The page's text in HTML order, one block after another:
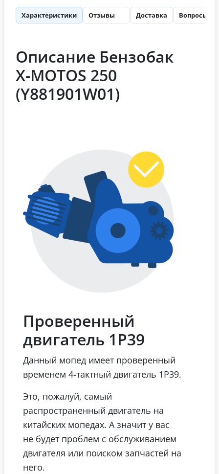
Характеристики Отзывы Доставка Вопросы
Описание Бензобак
X-MOTOS 250
(Y881901W01)
Проверенный
двигатель 1Р39
Данный мопед имеет проверенный
временем 4-тактный двигатель 1Р39.
Это, пожалуй, самый
распространенный двигатель на
китайских мопедах. А значит у вас
не будет проблем с обслуживанием
двигателя или поиском запчастей на
него.